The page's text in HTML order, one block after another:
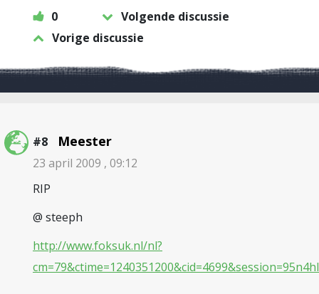
0
Volgende discussie
Vorige discussie
#8 Meester
23 april 2009 , 09:12
RIP
@ steeph
http://www.foksuk.nl/nl?